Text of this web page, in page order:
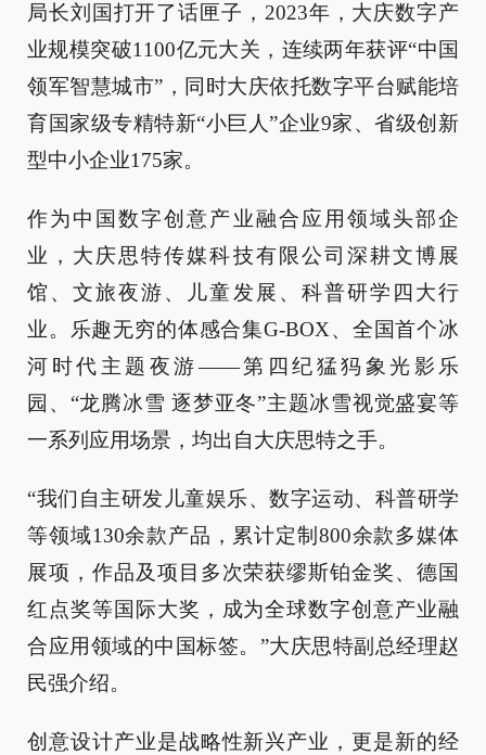
局长刘国打开了话匣子，2023年，大庆数字产
业规模突破1100亿元大关，连续两年获评“中国
领军智慧城市”，同时大庆依托数字平台赋能培
育国家级专精特新“小巨人”企业9家、省级创新
型中小企业175家。
作为中国数字创意产业融合应用领域头部企
业，大庆思特传媒科技有限公司深耕文博展
馆、文旅夜游、儿童发展、科普研学四大行
业。乐趣无穷的体感合集G-BOX、全国首个冰
河时代主题夜游——第四纪猛犸象光影乐
园、“龙腾冰雪 逐梦亚冬”主题冰雪视觉盛宴等
一系列应用场景，均出自大庆思特之手。
“我们自主研发儿童娱乐、数字运动、科普研学
等领域130余款产品，累计定制800余款多媒体
展项，作品及项目多次荣获缪斯铂金奖、德国
红点奖等国际大奖，成为全球数字创意产业融
合应用领域的中国标签。”大庆思特副总经理赵
民强介绍。
创意设计产业是战略性新兴产业，更是新的经